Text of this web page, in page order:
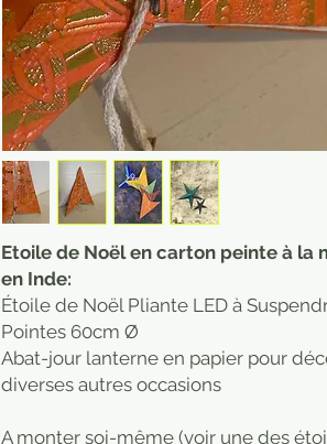
Etoile de Noël en carton peinte à la
en Inde:
Étoile de Noël Pliante LED à
Pointes 60cm Ø
Abat-jour lanterne en papier pour
diverses autres occasions
A monter soi-même (voir une des